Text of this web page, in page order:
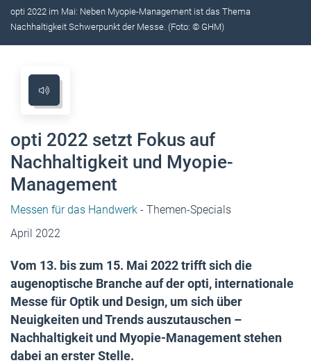
opti 2022 im Mai: Neben Myopie-Management ist das Thema
Nachhaltigkeit Schwerpunkt der Messe. (Foto: © GHM)
opti 2022 setzt Fokus auf
Nachhaltigkeit und Myopie-
Management
Messen für das Handwerk - Themen-Specials
April 2022
Vom 13. bis zum 15. Mai 2022 trifft sich die
augenoptische Branche auf der opti, internationale
Messe für Optik und Design, um sich über
Neuigkeiten und Trends auszutauschen –
Nachhaltigkeit und Myopie-Management stehen
dabei an erster Stelle.